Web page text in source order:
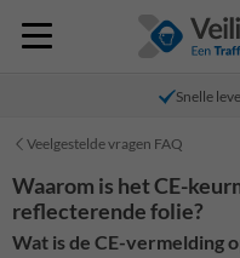
Snelle
Veelgestelde vragen FAQ
Waarom is het CE-
reflecterende folie?
Wat is de CE-vermelding